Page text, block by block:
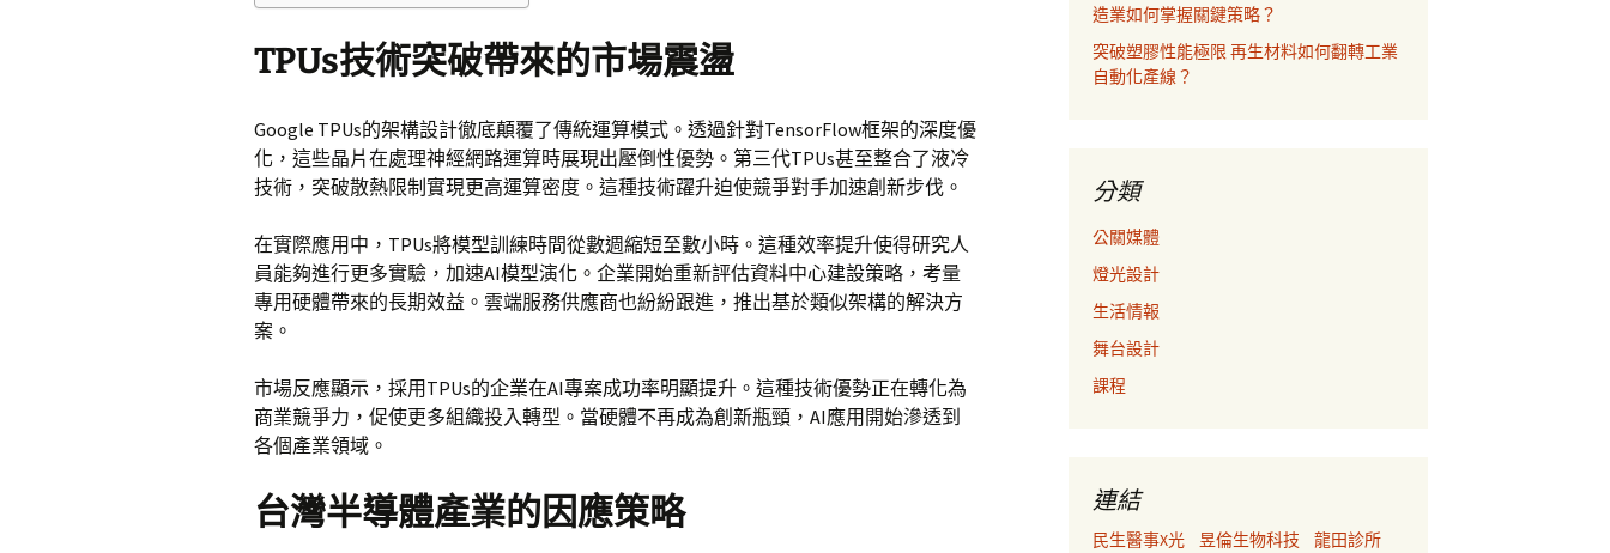
TPUs技術突破帶來的市場震盪
Google TPUs的架構設計徹底顛覆了傳統運算模式。透過針對TensorFlow框架的深度優
化，這些晶片在處理神經網路運算時展現出壓倒性優勢。第三代TPUs甚至整合了液冷
技術，突破散熱限制實現更高運算密度。這種技術躍升迫使競爭對手加速創新步伐。
在實際應用中，TPUs將模型訓練時間從數週縮短至數小時。這種效率提升使得研究人
員能夠進行更多實驗，加速AI模型演化。企業開始重新評估資料中心建設策略，考量
專用硬體帶來的長期效益。雲端服務供應商也紛紛跟進，推出基於類似架構的解決方
案。
市場反應顯示，採用TPUs的企業在AI專案成功率明顯提升。這種技術優勢正在轉化為
商業競爭力，促使更多組織投入轉型。當硬體不再成為創新瓶頸，AI應用開始滲透到
各個產業領域。
台灣半導體產業的因應策略
造業如何掌握關鍵策略？
突破塑膠性能極限 再生材料如何翻轉工業
自動化產線？
分類
公關媒體
燈光設計
生活情報
舞台設計
課程
連結
民生醫事X光 昱倫生物科技
龍田診所